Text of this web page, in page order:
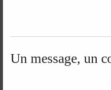
Un message, un